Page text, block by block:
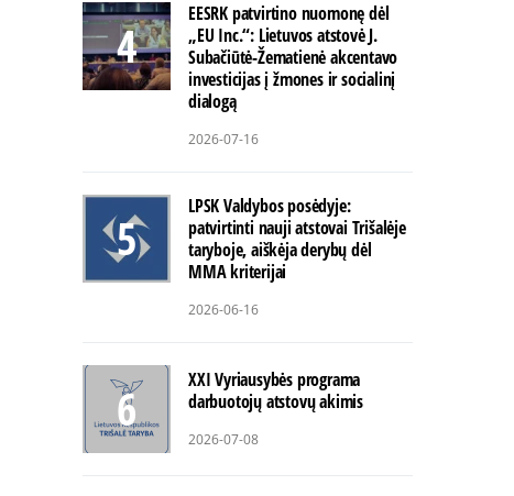
EESRK patvirtino nuomonę dėl
„EU Inc.“: Lietuvos atstovė J.
Subačiūtė-Žematienė akcentavo
investicijas į žmones ir socialinį
dialogą
2026-07-16
LPSK Valdybos posėdyje:
patvirtinti nauji atstovai Trišalėje
taryboje, aiškėja derybų dėl
MMA kriterijai
2026-06-16
XXI Vyriausybės programa
darbuotojų atstovų akimis
2026-07-08